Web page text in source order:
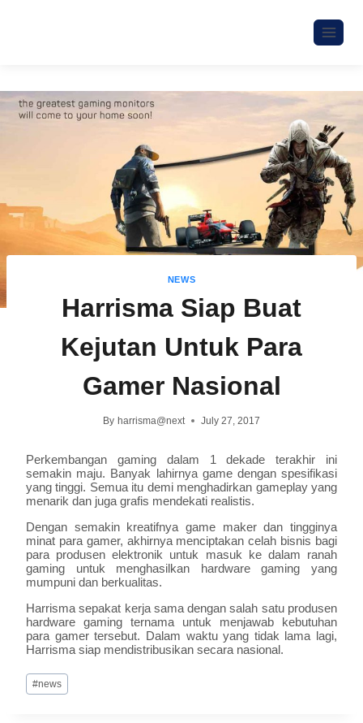
NEWS
Harrisma Siap Buat
Kejutan Untuk Para
Gamer Nasional
By harrisma@next July 27, 2017
Perkembangan gaming dalam 1 dekade terakhir ini
semakin maju. Banyak lahirnya game dengan spesifikasi
yang tinggi. Semua itu demi menghadirkan gameplay yang
menarik dan juga grafis mendekati realistis.
Dengan semakin kreatifnya game maker dan tingginya
minat para gamer, akhirnya menciptakan celah bisnis bagi
para produsen elektronik untuk masuk ke dalam ranah
gaming untuk menghasilkan hardware gaming yang
mumpuni dan berkualitas.
Harrisma sepakat kerja sama dengan salah satu produsen
hardware gaming ternama untuk menjawab kebutuhan
para gamer tersebut. Dalam waktu yang tidak lama lagi,
Harrisma siap mendistribusikan secara nasional.
#news